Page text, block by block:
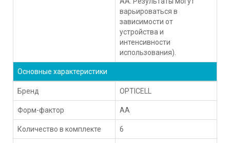
варьироваться в
зависимости от
устройства и
интенсивности
использования).
Основные характеристики
Бренд OPTICELL
Форм-фактор AA
Количество в комплекте 6